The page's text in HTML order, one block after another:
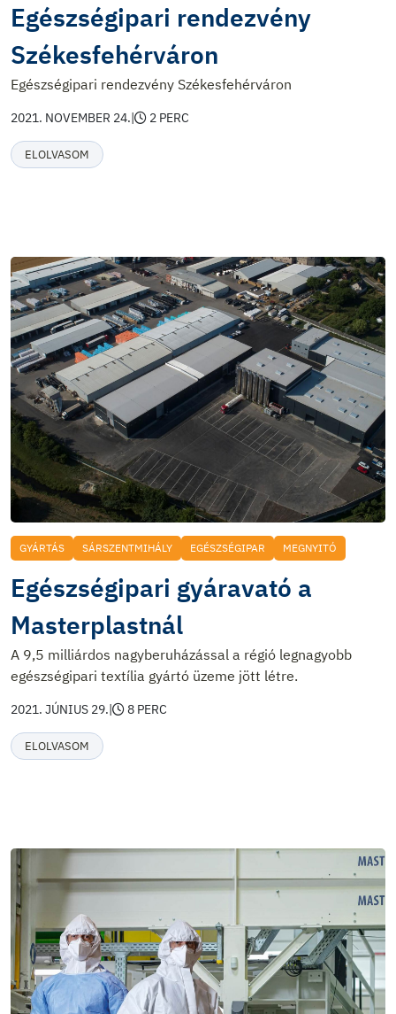
Egészségipari rendezvény
Székesfehérváron
Egészségipari rendezvény Székesfehérváron
2021. NOVEMBER 24.| 2 PERC
ELOLVASOM
GYÁRTÁS SÁRSZENTMIHÁLY EGÉSZSÉGIPAR MEGNYITÓ
Egészségipari gyáravató a
Masterplastnál
A 9,5 milliárdos nagyberuházással a régió legnagyobb
egészségipari textília gyártó üzeme jött létre.
2021. JÚNIUS 29.| 8 PERC
ELOLVASOM